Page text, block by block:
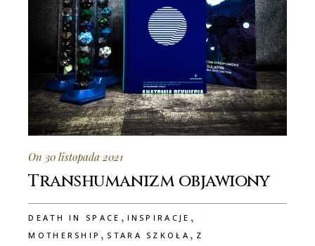
On 30 listopada 2021
Transhumanizm objawiony
DEATH IN SPACE , INSPIRACJE ,
MOTHERSHIP , STARA SZKOŁA , Z